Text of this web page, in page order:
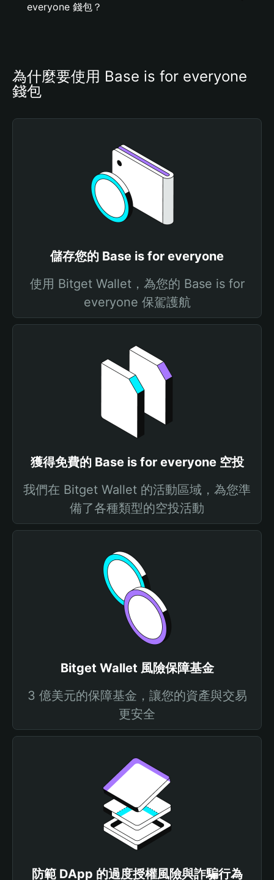
everyone 錢包？
為什麼要使用 Base is for everyone
錢包
儲存您的 Base is for everyone
使用 Bitget Wallet，為您的 Base is for
everyone 保駕護航
獲得免費的 Base is for everyone 空投
我們在 Bitget Wallet 的活動區域，為您準
備了各種類型的空投活動
Bitget Wallet 風險保障基金
3 億美元的保障基金，讓您的資產與交易
更安全
防範 DApp 的過度授權風險與詐騙行為